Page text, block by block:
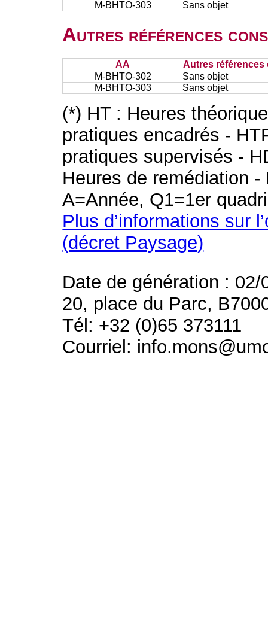
M-BHTO-303
Sans objet
Autres références
AA
Autres références
M-BHTO-302
Sans objet
M-BHTO-303
Sans objet
(*) HT : Heures
pratiques encadrés -
pratiques supervisés -
Heures de remédiation
A=Année, Q1=1er
Plus d’informations sur
(décret Paysage)
Date de génération : 02/
20, place du Parc,
Tél: +32 (0)65 373111
Courriel: